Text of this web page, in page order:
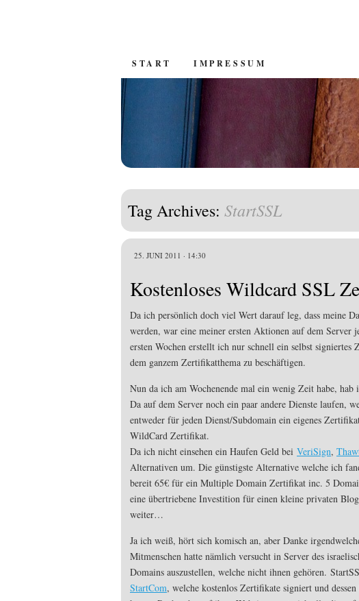
SKIP
CONTENT
START IMPRESSUM
Tag Archives: StartSSL
25. JUNI 2011 · 14:30
Kostenloses Wildcard SSL
Da ich persönlich doch viel Wert darauf leg, dass meine
werden, war eine meiner ersten Aktionen auf dem Server
ersten Wochen erstellt ich nur schnell ein selbst
dem ganzem Zertifikatthema zu beschäftigen.
Nun da ich am Wochenende mal ein wenig Zeit habe, hab
Da auf dem Server noch ein paar andere Dienste laufen,
entweder für jeden Dienst/Subdomain ein eigenes
WildCard Zertifikat.
Da ich nicht einsehen ein Haufen Geld bei VeriSign,
Alternativen um. Die günstigste Alternative welche ich
bereit 65€ für ein Multiple Domain Zertifikat inc. 5
eine übertriebene Investition für einen kleine privaten
weiter…
Ja ich weiß, hört sich komisch an, aber Danke
Mitmenschen hatte nämlich versucht in Server des
Domains auszustellen, welche nicht ihnen gehören.
StartCom, welche kostenlos Zertifikate signiert und